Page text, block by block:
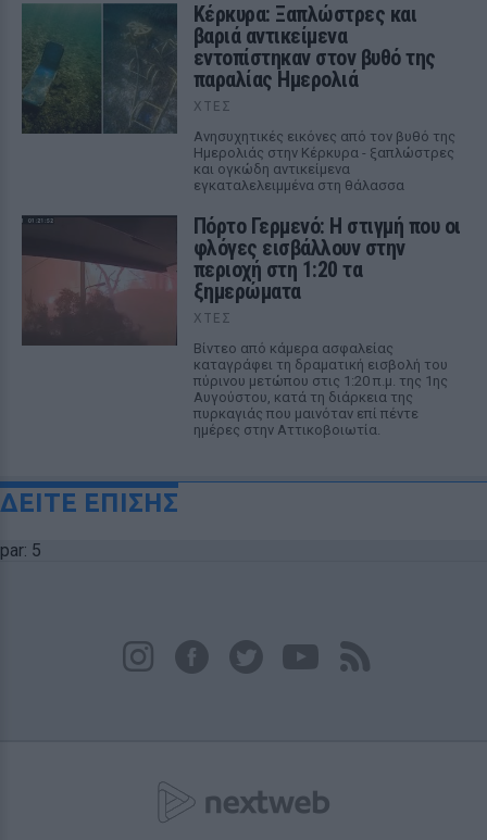
Κέρκυρα: Ξαπλώστρες και
βαριά αντικείμενα
εντοπίστηκαν στον βυθό της
παραλίας Ημερολιά
ΧΤΕΣ
Ανησυχητικές εικόνες από τον βυθό της
Ημερολιάς στην Κέρκυρα - ξαπλώστρες
και ογκώδη αντικείμενα
εγκαταλελειμμένα στη θάλασσα
Πόρτο Γερμενό: Η στιγμή που οι
φλόγες εισβάλλουν στην
περιοχή στη 1:20 τα
ξημερώματα
ΧΤΕΣ
Βίντεο από κάμερα ασφαλείας
καταγράφει τη δραματική εισβολή του
πύρινου μετώπου στις 1:20 π.μ. της 1ης
Αυγούστου, κατά τη διάρκεια της
πυρκαγιάς που μαινόταν επί πέντε
ημέρες στην Αττικοβοιωτία.
ΔΕΙΤΕ ΕΠΙΣΗΣ
par: 5